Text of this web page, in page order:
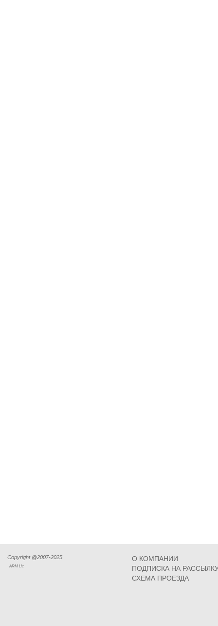
Copyright @2007-2025
ARM Llc
О КОМПАНИИ
ПОДПИСКА НА
СХЕМА ПРОЕЗДА